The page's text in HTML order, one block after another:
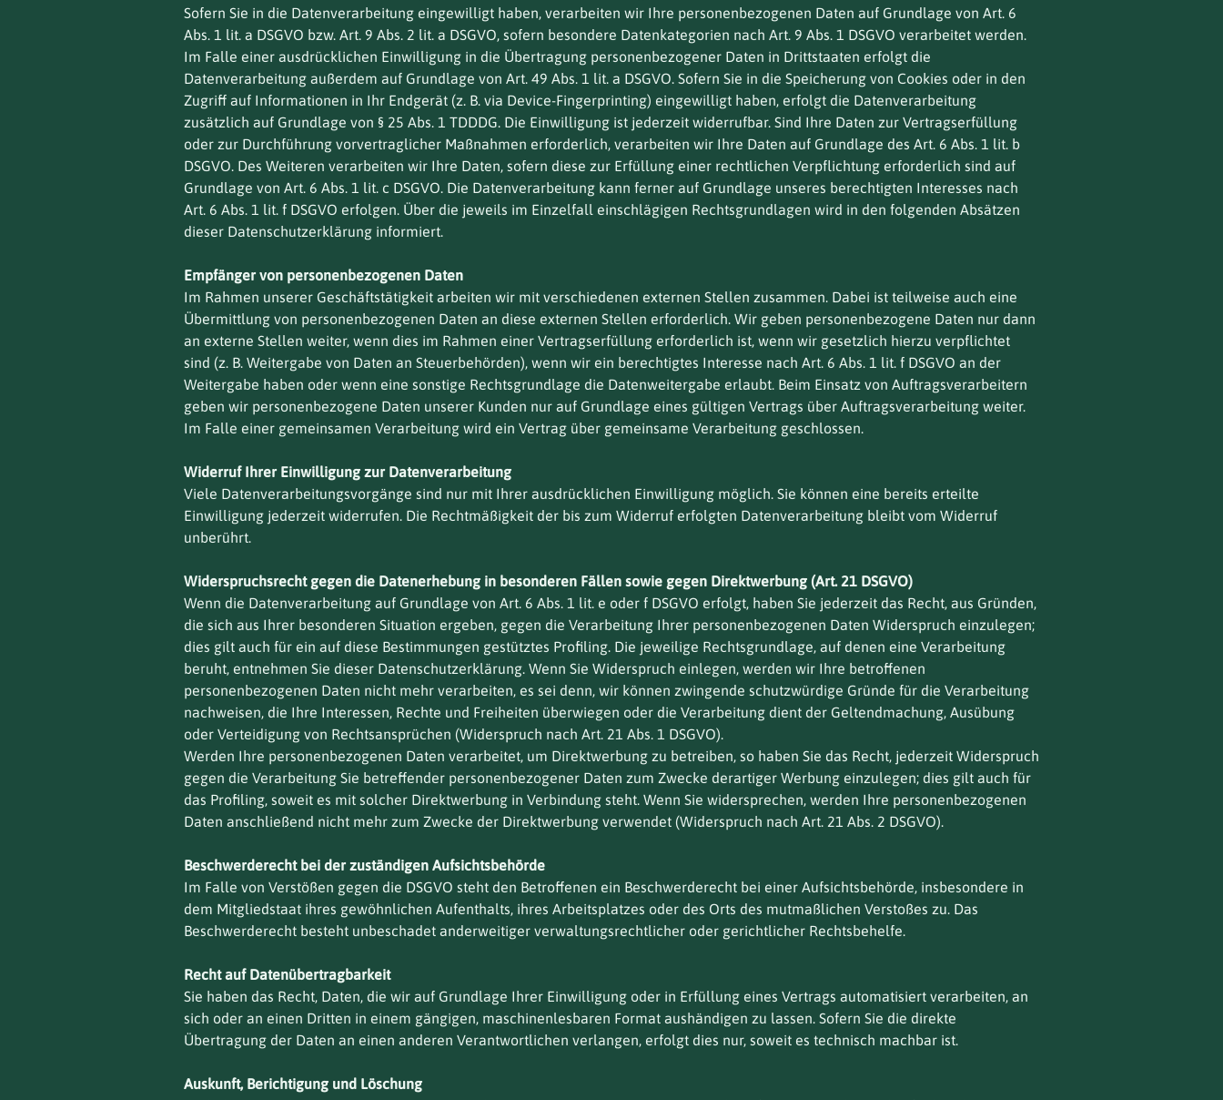
Sofern Sie in die Datenverarbeitung eingewilligt haben, verarbeiten wir Ihre personenbezogenen Daten auf Grundlage von Art. 6
Abs. 1 lit. a DSGVO bzw. Art. 9 Abs. 2 lit. a DSGVO, sofern besondere Datenkategorien nach Art. 9 Abs. 1 DSGVO verarbeitet werden.
Im Falle einer ausdrücklichen Einwilligung in die Übertragung personenbezogener Daten in Drittstaaten erfolgt die
Datenverarbeitung außerdem auf Grundlage von Art. 49 Abs. 1 lit. a DSGVO. Sofern Sie in die Speicherung von Cookies oder in den
Zugriff auf Informationen in Ihr Endgerät (z. B. via Device-Fingerprinting) eingewilligt haben, erfolgt die Datenverarbeitung
zusätzlich auf Grundlage von § 25 Abs. 1 TDDDG. Die Einwilligung ist jederzeit widerrufbar. Sind Ihre Daten zur Vertragserfüllung
oder zur Durchführung vorvertraglicher Maßnahmen erforderlich, verarbeiten wir Ihre Daten auf Grundlage des Art. 6 Abs. 1 lit. b
DSGVO. Des Weiteren verarbeiten wir Ihre Daten, sofern diese zur Erfüllung einer rechtlichen Verpflichtung erforderlich sind auf
Grundlage von Art. 6 Abs. 1 lit. c DSGVO. Die Datenverarbeitung kann ferner auf Grundlage unseres berechtigten Interesses nach
Art. 6 Abs. 1 lit. f DSGVO erfolgen. Über die jeweils im Einzelfall einschlägigen Rechtsgrundlagen wird in den folgenden Absätzen
dieser Datenschutzerklärung informiert.
Empfänger von personenbezogenen Daten
Im Rahmen unserer Geschäftstätigkeit arbeiten wir mit verschiedenen externen Stellen zusammen. Dabei ist teilweise auch eine
Übermittlung von personenbezogenen Daten an diese externen Stellen erforderlich. Wir geben personenbezogene Daten nur dann
an externe Stellen weiter, wenn dies im Rahmen einer Vertragserfüllung erforderlich ist, wenn wir gesetzlich hierzu verpflichtet
sind (z. B. Weitergabe von Daten an Steuerbehörden), wenn wir ein berechtigtes Interesse nach Art. 6 Abs. 1 lit. f DSGVO an der
Weitergabe haben oder wenn eine sonstige Rechtsgrundlage die Datenweitergabe erlaubt. Beim Einsatz von Auftragsverarbeitern
geben wir personenbezogene Daten unserer Kunden nur auf Grundlage eines gültigen Vertrags über Auftragsverarbeitung weiter.
Im Falle einer gemeinsamen Verarbeitung wird ein Vertrag über gemeinsame Verarbeitung geschlossen.
Widerruf Ihrer Einwilligung zur Datenverarbeitung
Viele Datenverarbeitungsvorgänge sind nur mit Ihrer ausdrücklichen Einwilligung möglich. Sie können eine bereits erteilte
Einwilligung jederzeit widerrufen. Die Rechtmäßigkeit der bis zum Widerruf erfolgten Datenverarbeitung bleibt vom Widerruf
unberührt.
Widerspruchsrecht gegen die Datenerhebung in besonderen Fällen sowie gegen Direktwerbung (Art. 21 DSGVO)
Wenn die Datenverarbeitung auf Grundlage von Art. 6 Abs. 1 lit. e oder f DSGVO erfolgt, haben Sie jederzeit das Recht, aus Gründen,
die sich aus Ihrer besonderen Situation ergeben, gegen die Verarbeitung Ihrer personenbezogenen Daten Widerspruch einzulegen;
dies gilt auch für ein auf diese Bestimmungen gestütztes Profiling. Die jeweilige Rechtsgrundlage, auf denen eine Verarbeitung
beruht, entnehmen Sie dieser Datenschutzerklärung. Wenn Sie Widerspruch einlegen, werden wir Ihre betroffenen
personenbezogenen Daten nicht mehr verarbeiten, es sei denn, wir können zwingende schutzwürdige Gründe für die Verarbeitung
nachweisen, die Ihre Interessen, Rechte und Freiheiten überwiegen oder die Verarbeitung dient der Geltendmachung, Ausübung
oder Verteidigung von Rechtsansprüchen (Widerspruch nach Art. 21 Abs. 1 DSGVO).
Werden Ihre personenbezogenen Daten verarbeitet, um Direktwerbung zu betreiben, so haben Sie das Recht, jederzeit Widerspruch
gegen die Verarbeitung Sie betreffender personenbezogener Daten zum Zwecke derartiger Werbung einzulegen; dies gilt auch für
das Profiling, soweit es mit solcher Direktwerbung in Verbindung steht. Wenn Sie widersprechen, werden Ihre personenbezogenen
Daten anschließend nicht mehr zum Zwecke der Direktwerbung verwendet (Widerspruch nach Art. 21 Abs. 2 DSGVO).
Beschwerderecht bei der zuständigen Aufsichtsbehörde
Im Falle von Verstößen gegen die DSGVO steht den Betroffenen ein Beschwerderecht bei einer Aufsichtsbehörde, insbesondere in
dem Mitgliedstaat ihres gewöhnlichen Aufenthalts, ihres Arbeitsplatzes oder des Orts des mutmaßlichen Verstoßes zu. Das
Beschwerderecht besteht unbeschadet anderweitiger verwaltungsrechtlicher oder gerichtlicher Rechtsbehelfe.
Recht auf Datenübertragbarkeit
Sie haben das Recht, Daten, die wir auf Grundlage Ihrer Einwilligung oder in Erfüllung eines Vertrags automatisiert verarbeiten, an
sich oder an einen Dritten in einem gängigen, maschinenlesbaren Format aushändigen zu lassen. Sofern Sie die direkte
Übertragung der Daten an einen anderen Verantwortlichen verlangen, erfolgt dies nur, soweit es technisch machbar ist.
Auskunft, Berichtigung und Löschung